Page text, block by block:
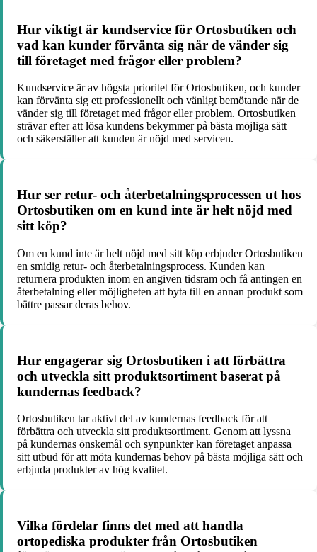
Hur viktigt är kundservice för Ortosbutiken och
vad kan kunder förvänta sig när de vänder sig
till företaget med frågor eller problem?
Kundservice är av högsta prioritet för Ortosbutiken, och kunder
kan förvänta sig ett professionellt och vänligt bemötande när de
vänder sig till företaget med frågor eller problem. Ortosbutiken
strävar efter att lösa kundens bekymmer på bästa möjliga sätt
och säkerställer att kunden är nöjd med servicen.
Hur ser retur- och återbetalningsprocessen ut hos
Ortosbutiken om en kund inte är helt nöjd med
sitt köp?
Om en kund inte är helt nöjd med sitt köp erbjuder Ortosbutiken
en smidig retur- och återbetalningsprocess. Kunden kan
returnera produkten inom en angiven tidsram och få antingen en
återbetalning eller möjligheten att byta till en annan produkt som
bättre passar deras behov.
Hur engagerar sig Ortosbutiken i att förbättra
och utveckla sitt produktsortiment baserat på
kundernas feedback?
Ortosbutiken tar aktivt del av kundernas feedback för att
förbättra och utveckla sitt produktsortiment. Genom att lyssna
på kundernas önskemål och synpunkter kan företaget anpassa
sitt utbud för att möta kundernas behov på bästa möjliga sätt och
erbjuda produkter av hög kvalitet.
Vilka fördelar finns det med att handla
ortopediska produkter från Ortosbutiken